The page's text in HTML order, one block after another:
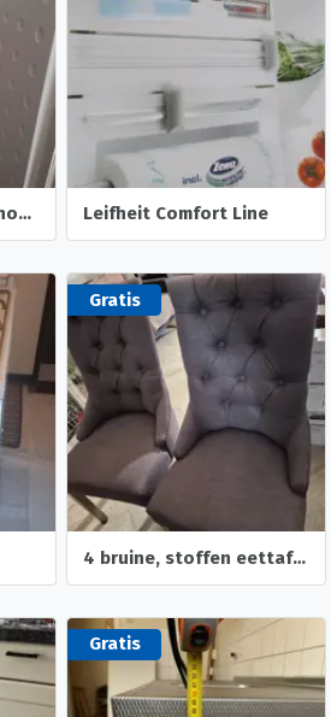
Grote vrieskast 1.80 hoog wegens verhuizing Leifheit Comfort Line
Gratis
4 bruine, stoffen eettafelstoelen
Gratis